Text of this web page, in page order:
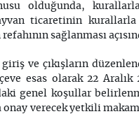
olduğunda,
ticaretinin
sağlanması
giriş ve çıkışların
esas olarak 22
genel koşullar
onay verecek yetkili